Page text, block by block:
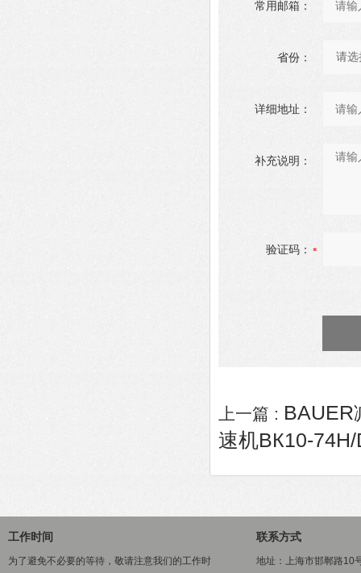
常用邮箱：
省份：
详细地址：
补充说明：
验证码：
上一篇 : BAUER
速机ВК10-
工作时间
为了避免不必要的等待，敬请注意我们的工作时
联系方式
地址：上海市邯郸路10